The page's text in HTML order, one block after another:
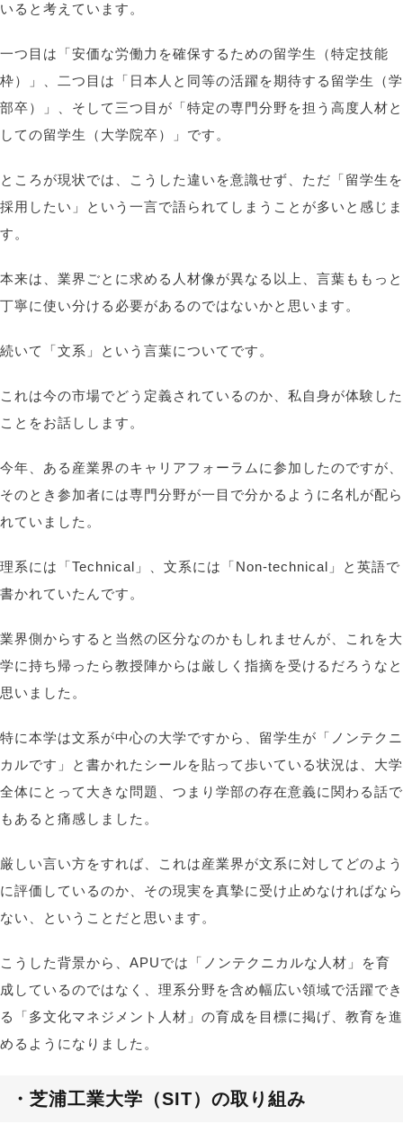
いると考えています。
一つ目は「安価な労働力を確保するための留学生（特定技能
枠）」、二つ目は「日本人と同等の活躍を期待する留学生（学
部卒）」、そして三つ目が「特定の専門分野を担う高度人材と
しての留学生（大学院卒）」です。
ところが現状では、こうした違いを意識せず、ただ「留学生を
採用したい」という一言で語られてしまうことが多いと感じま
す。
本来は、業界ごとに求める人材像が異なる以上、言葉ももっと
丁寧に使い分ける必要があるのではないかと思います。
続いて「文系」という言葉についてです。
これは今の市場でどう定義されているのか、私自身が体験した
ことをお話しします。
今年、ある産業界のキャリアフォーラムに参加したのですが、
そのとき参加者には専門分野が一目で分かるように名札が配ら
れていました。
理系には「Technical」、文系には「Non-technical」と英語で
書かれていたんです。
業界側からすると当然の区分なのかもしれませんが、これを大
学に持ち帰ったら教授陣からは厳しく指摘を受けるだろうなと
思いました。
特に本学は文系が中心の大学ですから、留学生が「ノンテクニ
カルです」と書かれたシールを貼って歩いている状況は、大学
全体にとって大きな問題、つまり学部の存在意義に関わる話で
もあると痛感しました。
厳しい言い方をすれば、これは産業界が文系に対してどのよう
に評価しているのか、その現実を真摯に受け止めなければなら
ない、ということだと思います。
こうした背景から、APUでは「ノンテクニカルな人材」を育
成しているのではなく、理系分野を含め幅広い領域で活躍でき
る「多文化マネジメント人材」の育成を目標に掲げ、教育を進
めるようになりました。
・芝浦工業大学（SIT）の取り組み